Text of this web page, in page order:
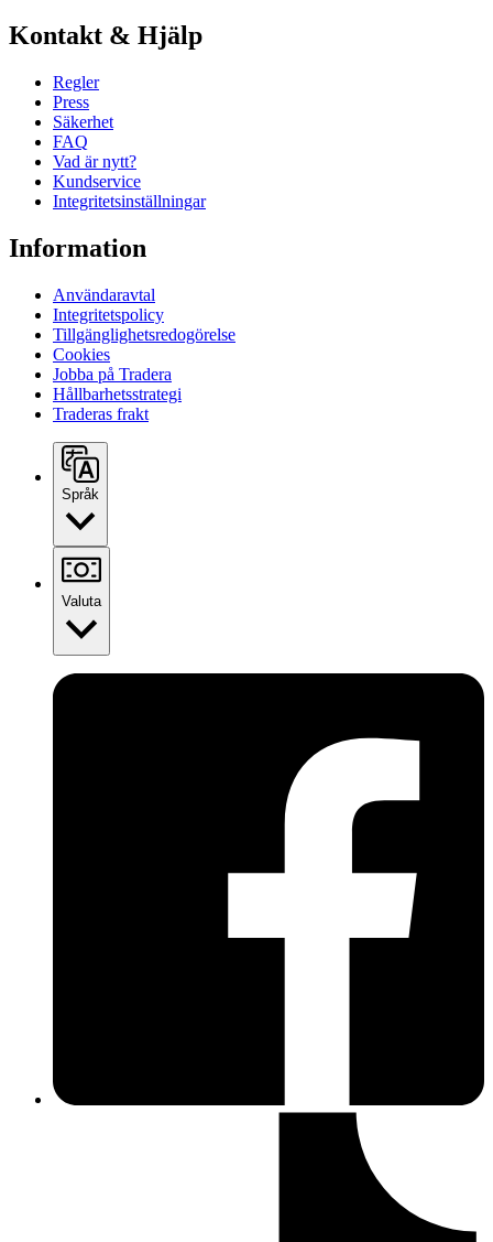
Kontakt & Hjälp
Regler
Press
Säkerhet
FAQ
Vad är nytt?
Kundservice
Integritetsinställningar
Information
Användaravtal
Integritetspolicy
Tillgänglighetsredogörelse
Cookies
Jobba på Tradera
Hållbarhetsstrategi
Traderas frakt
Språk
Valuta